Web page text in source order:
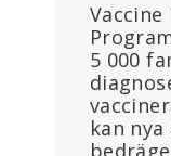
5 000
kan